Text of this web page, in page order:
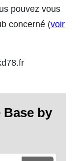
pouvez vous
concerné (voir
Base by